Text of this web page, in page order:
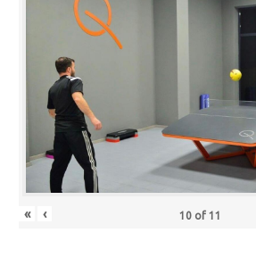
« ‹ 10of 11